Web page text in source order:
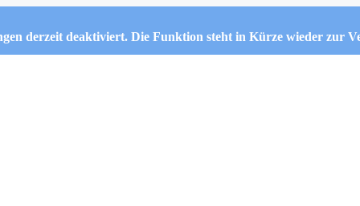
derzeit deaktiviert. Die Funktion steht in Kürze wieder zur